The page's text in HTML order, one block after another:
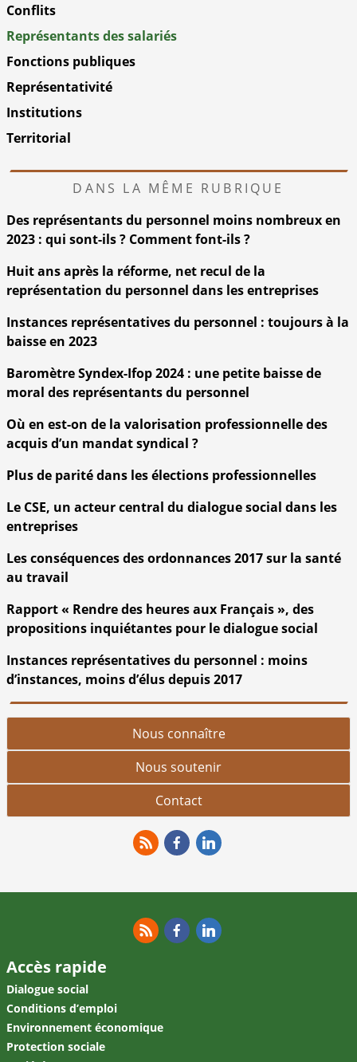
Conflits
Représentants des salariés
Fonctions publiques
Représentativité
Institutions
Territorial
DANS LA MÊME RUBRIQUE
Des représentants du personnel moins nombreux en
2023 : qui sont-ils ? Comment font-ils ?
Huit ans après la réforme, net recul de la
représentation du personnel dans les entreprises
Instances représentatives du personnel : toujours à la
baisse en 2023
Baromètre Syndex-Ifop 2024 : une petite baisse de
moral des représentants du personnel
Où en est-on de la valorisation professionnelle des
acquis d’un mandat syndical ?
Plus de parité dans les élections professionnelles
Le CSE, un acteur central du dialogue social dans les
entreprises
Les conséquences des ordonnances 2017 sur la santé
au travail
Rapport « Rendre des heures aux Français », des
propositions inquiétantes pour le dialogue social
Instances représentatives du personnel : moins
d’instances, moins d’élus depuis 2017
Nous connaître
Nous soutenir
Contact
Accès rapide
Dialogue social
Conditions d’emploi
Environnement économique
Protection sociale